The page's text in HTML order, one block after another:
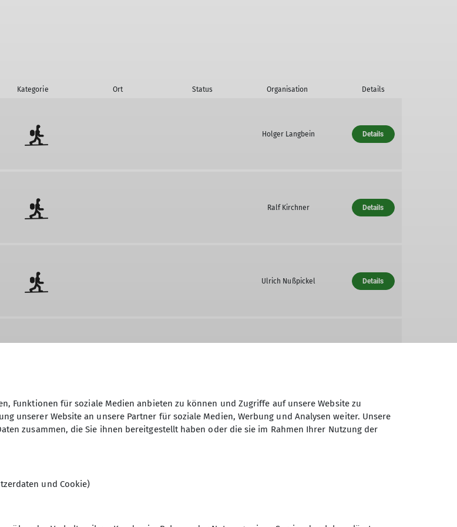
Kategorie Ort Status Organisation Details
Holger Langbein Details
Ralf Kirchner Details
Ulrich Nußpickel Details
Monika Jentsch Details
Funktionen für soziale Medien anbieten zu können und Zugriffe auf unsere Website zu
unserer Website an unsere Partner für soziale Medien, Werbung und Analysen weiter. Unsere
zusammen, die Sie ihnen bereitgestellt haben oder die sie im Rahmen Ihrer Nutzung der
und Cookie)